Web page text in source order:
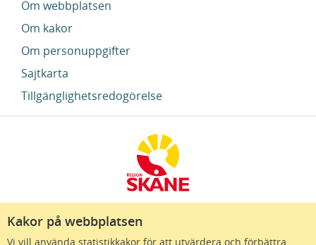
Kakor på webbplatsen
Vi vill använda statistikkakor för att utvärdera och förbättra
Om webbplatsen
Om kakor
Om personuppgifter
Sajtkarta
Tillgänglighetsredogörelse
Region Skåne finns till för att alla som bor i Skåne